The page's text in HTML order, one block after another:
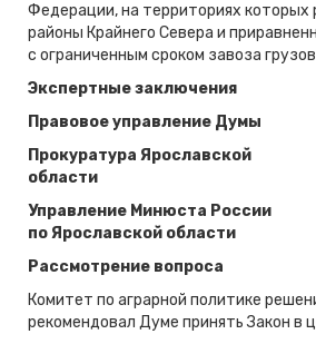
Федерации, на территориях которых
районы Крайнего Севера и
с ограниченным сроком завоза
Экспертные заключения
Правовое управление Думы
Прокуратура Ярославской
области
Управление Минюста России
по Ярославской области
Рассмотрение вопроса
Комитет по аграрной политике
рекомендовал Думе принять Закон в